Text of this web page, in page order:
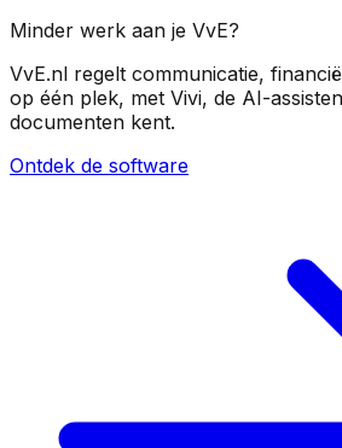
Minder werk aan je VvE?
VvE.nl regelt communicatie,
op één plek, met Vivi, de AI-
documenten kent.
Ontdek de software